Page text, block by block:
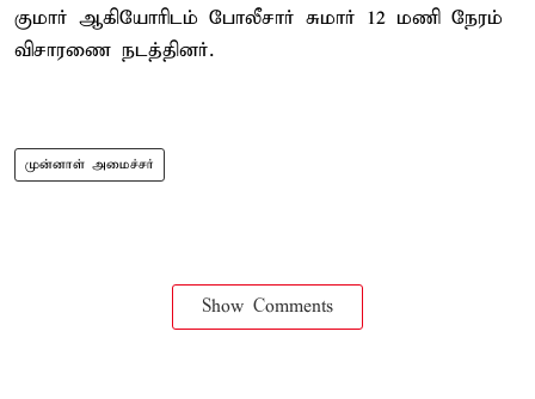
குமார் ஆகியோரிடம் போலீசார் சுமார் 12 மணி நேரம்
விசாரணை நடத்தினர்.
முன்னாள் அமைச்சர்
Show Comments